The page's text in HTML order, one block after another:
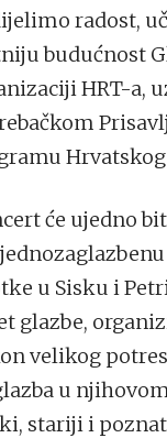
radost,
budućnost
HRT-a,
će ujedno
u Sisku i
glazbe,
velikog
u
stariji i